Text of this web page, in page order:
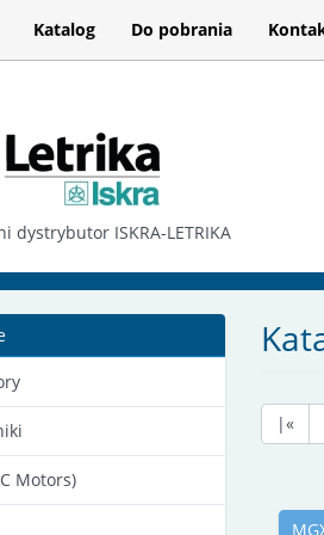
Katalog Do pobrania
dystrybutor ISKRA-LETRIKA
Motors)
|«